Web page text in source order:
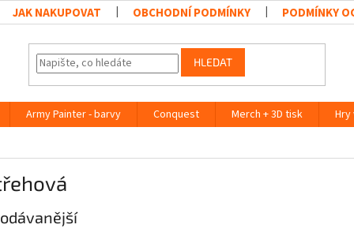
JAK NAKUPOVAT OBCHODNÍ PODMÍNKY PODMÍNKY
HLEDAT
Army Painter - barvy Conquest Merch + 3D tisk Hry